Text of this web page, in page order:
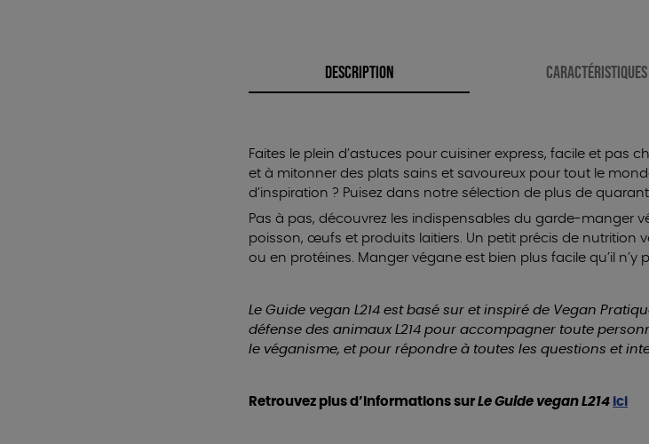
DESCRIPTION CARACTÉRISTIQUES
Faites le plein d’astuces pour cuisiner express, facile et pas
et à mitonner des plats sains et savoureux pour tout le
d’inspiration ? Puisez dans notre sélection de plus de
Pas à pas, découvrez les indispensables du garde-manger
poisson, œufs et produits laitiers. Un petit précis de nutrition
ou en protéines. Manger végane est bien plus facile qu’il n’y
Le Guide vegan L214 est basé sur et inspiré de Vegan
défense des animaux L214 pour accompagner toute
le véganisme, et pour répondre à toutes les questions et
Retrouvez plus d’informations surLe Guide vegan L214 ici